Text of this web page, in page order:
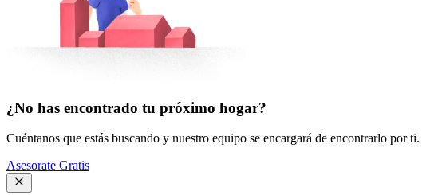
¿No has encontrado tu próximo hogar?
Cuéntanos que estás buscando y nuestro equipo se encargará de encontrarlo por ti.
Asesorate Gratis